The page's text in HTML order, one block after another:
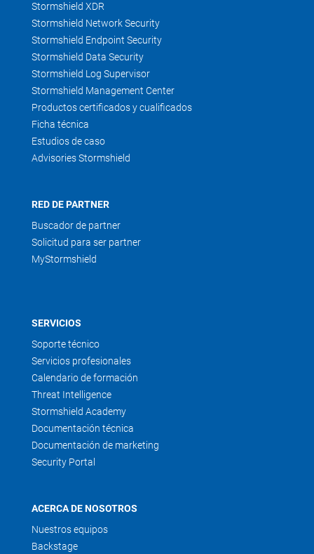
Stormshield XDR
Stormshield Network Security
Stormshield Endpoint Security
Stormshield Data Security
Stormshield Log Supervisor
Stormshield Management Center
Productos certificados y cualificados
Ficha técnica
Estudios de caso
Advisories Stormshield
RED DE PARTNER
Buscador de partner
Solicitud para ser partner
MyStormshield
SERVICIOS
Soporte técnico
Servicios profesionales
Calendario de formación
Threat Intelligence
Stormshield Academy
Documentación técnica
Documentación de marketing
Security Portal
ACERCA DE NOSOTROS
Nuestros equipos
Backstage